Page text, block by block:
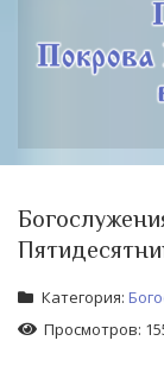
Категория:
Просмотров: